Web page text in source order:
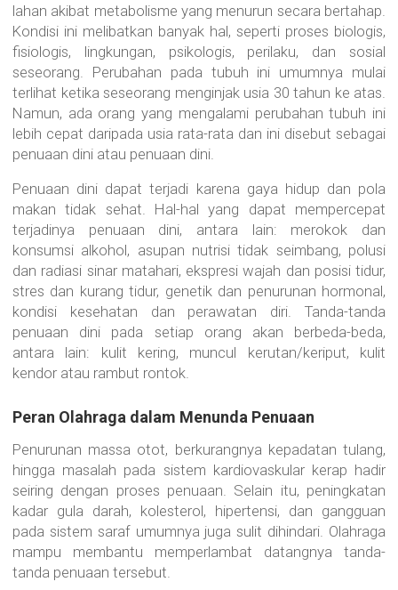
lahan akibat metabolisme yang menurun secara bertahap.
Kondisi ini melibatkan banyak hal, seperti proses biologis,
fisiologis, lingkungan, psikologis, perilaku, dan sosial
seseorang. Perubahan pada tubuh ini umumnya mulai
terlihat ketika seseorang menginjak usia 30 tahun ke atas.
Namun, ada orang yang mengalami perubahan tubuh ini
lebih cepat daripada usia rata-rata dan ini disebut sebagai
penuaan dini atau penuaan dini.
Penuaan dini dapat terjadi karena gaya hidup dan pola
makan tidak sehat. Hal-hal yang dapat mempercepat
terjadinya penuaan dini, antara lain: merokok dan
konsumsi alkohol, asupan nutrisi tidak seimbang, polusi
dan radiasi sinar matahari, ekspresi wajah dan posisi tidur,
stres dan kurang tidur, genetik dan penurunan hormonal,
kondisi kesehatan dan perawatan diri. Tanda-tanda
penuaan dini pada setiap orang akan berbeda-beda,
antara lain: kulit kering, muncul kerutan/keriput, kulit
kendor atau rambut rontok.
Peran Olahraga dalam Menunda Penuaan
Penurunan massa otot, berkurangnya kepadatan tulang,
hingga masalah pada sistem kardiovaskular kerap hadir
seiring dengan proses penuaan. Selain itu, peningkatan
kadar gula darah, kolesterol, hipertensi, dan gangguan
pada sistem saraf umumnya juga sulit dihindari. Olahraga
mampu membantu memperlambat datangnya tanda-
tanda penuaan tersebut.